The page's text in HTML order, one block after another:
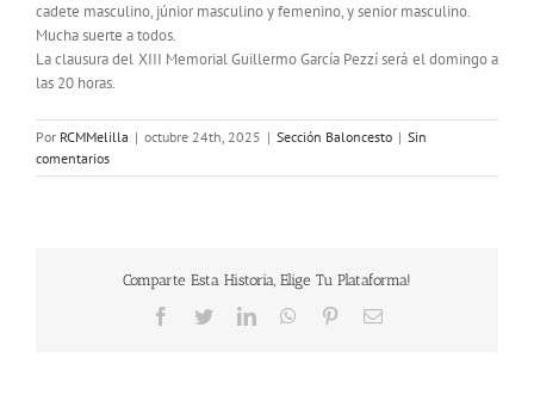
cadete masculino, júnior masculino y femenino, y senior masculino.
Mucha suerte a todos.
La clausura del XIII Memorial Guillermo García Pezzí será el domingo a
las 20 horas.
Por RCMMelilla | octubre 24th, 2025 | Sección Baloncesto | Sin
comentarios
Comparte Esta Historia, Elige Tu Plataforma!
Facebook
TwitterLinkedInWhatsApp
PinterestCorreo